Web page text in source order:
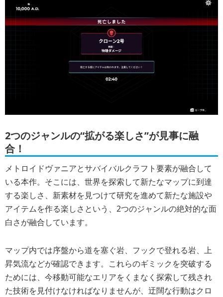
2つのジャンルの“拡がる楽しさ”が見事に融
合！
メトロイドヴァニアとサバイバルクラフト要素が融合して
いる本作。そこには、世界を探索して新たなマップに到達
する楽しさ、新素材を見つけて研究を進めて新たな施設や
アイテムを作る楽しさという、2つのジャンルの絶対的な面
白さが融合しています。
マップ内では序盤から道を塞ぐ岩、フックで登れる岩、上
昇気流などが確認できます。これらのギミックを突破する
ためには、今移動可能なエリアをくまなく探索して残され
た技術を見付けなければなりませんが、迂闊な行動はクロ